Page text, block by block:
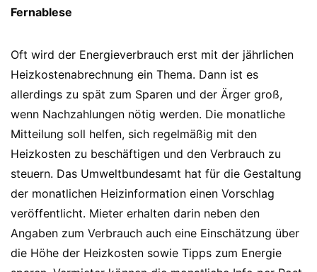
Fernablese
Oft wird der Energieverbrauch erst mit der jährlichen
Heizkostenabrechnung ein Thema. Dann ist es
allerdings zu spät zum Sparen und der Ärger groß,
wenn Nachzahlungen nötig werden. Die monatliche
Mitteilung soll helfen, sich regelmäßig mit den
Heizkosten zu beschäftigen und den Verbrauch zu
steuern. Das Umweltbundesamt hat für die Gestaltung
der monatlichen Heizinformation einen Vorschlag
veröffentlicht. Mieter erhalten darin neben den
Angaben zum Verbrauch auch eine Einschätzung über
die Höhe der Heizkosten sowie Tipps zum Energie